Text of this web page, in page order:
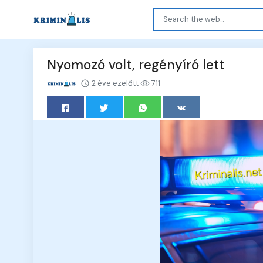
Nyomozó volt, regényíró lett
2 éve ezelőtt 711